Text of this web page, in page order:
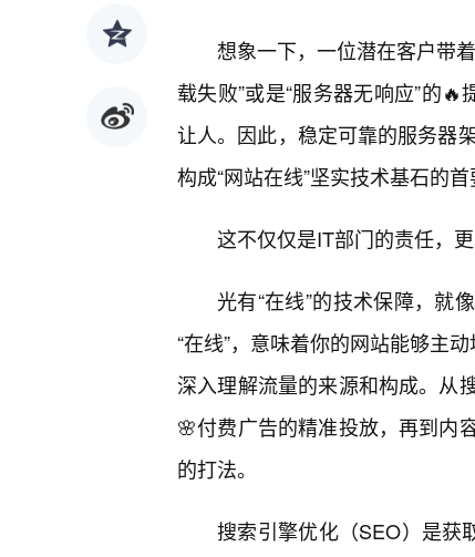
想象一下，一位潜在客户带
载失败”或是“服务器无响应”的
让人。因此，稳定可靠的服务器
构成“网站在线”坚实技术基石的首
这不仅仅是IT部门的责任，
光有“在线”的技术保障，就
“在线”，意味着你的网站能够主
深入理解流量的来源和构成。从
🌸付费广告的精准投放，再到内
的打法。
搜索引擎优化（SEO）是获